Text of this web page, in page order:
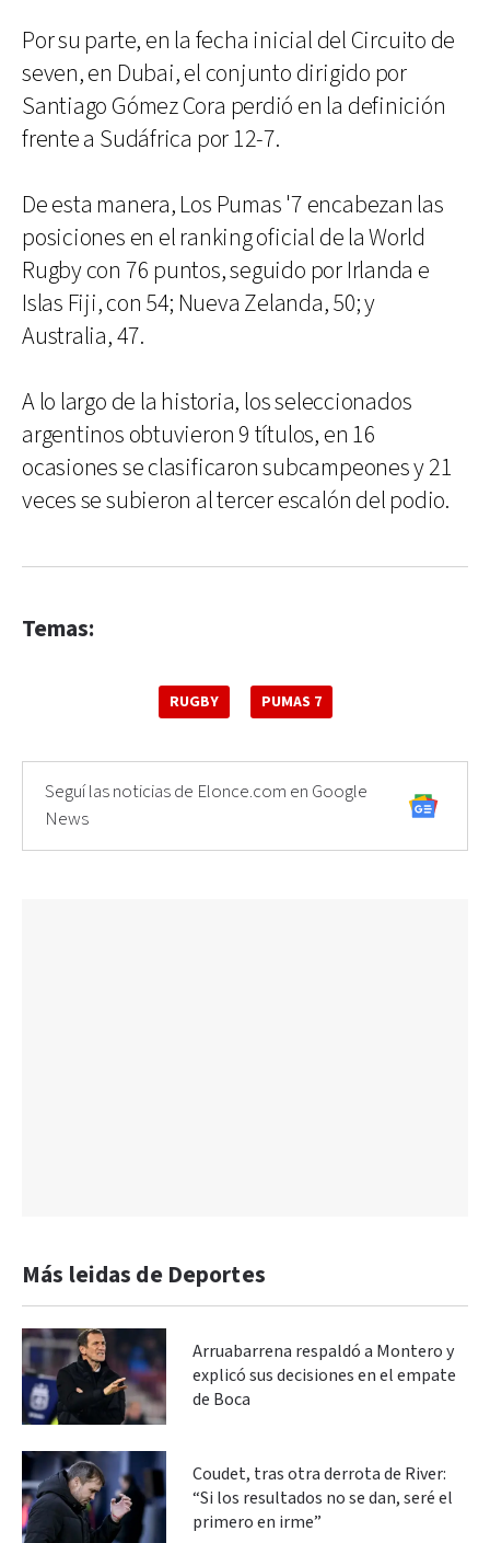
Por su parte, en la fecha inicial del Circuito de
seven, en Dubai, el conjunto dirigido por
Santiago Gómez Cora perdió en la definición
frente a Sudáfrica por 12-7.
De esta manera, Los Pumas '7 encabezan las
posiciones en el ranking oficial de la World
Rugby con 76 puntos, seguido por Irlanda e
Islas Fiji, con 54; Nueva Zelanda, 50; y
Australia, 47.
A lo largo de la historia, los seleccionados
argentinos obtuvieron 9 títulos, en 16
ocasiones se clasificaron subcampeones y 21
veces se subieron al tercer escalón del podio.
Temas:
RUGBY PUMAS 7
Seguí las noticias de Elonce.com en Google
News
Más leidas de Deportes
Arruabarrena respaldó a Montero y
explicó sus decisiones en el empate
de Boca
Coudet, tras otra derrota de River:
“Si los resultados no se dan, seré el
primero en irme”